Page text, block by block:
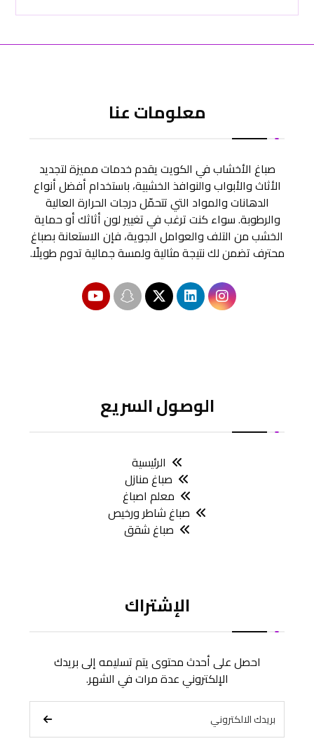
معلومات عنا
صباغ الأخشاب في الكويت يقدم خدمات مميزة لتجديد
الأثاث والأبواب والنوافذ الخشبية، باستخدام أفضل أنواع
الدهانات والمواد التي تتحمّل درجات الحرارة العالية
والرطوبة. سواء كنت ترغب في تغيير لون أثاثك أو حماية
الخشب من التلف والعوامل الجوية، فإن الاستعانة بصباغ
محترف تضمن لك نتيجة مثالية ولمسة جمالية تدوم طويلًا.
الوصول السريع
الرئيسية
صباغ منازل
معلم اصباغ
صباغ شاطر ورخيص
صباغ شقق
الإشتراك
احصل على أحدث محتوى يتم تسليمه إلى بريدك
الإلكتروني عدة مرات في الشهر.